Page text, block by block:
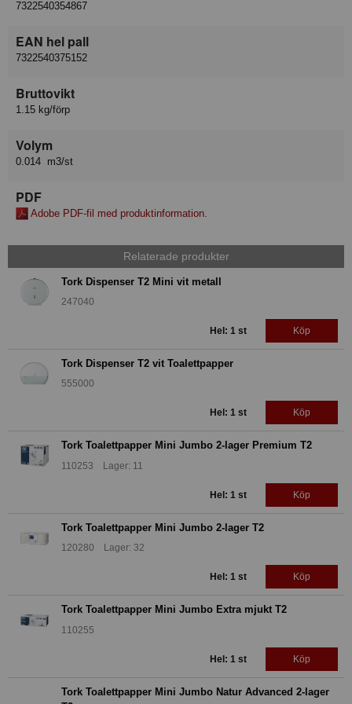
7322540354867
EAN hel pall
7322540375152
Bruttovikt
1.15 kg/förp
Volym
0.014 m3/st
PDF
Adobe PDF-fil med produktinformation.
Relaterade produkter
Tork Dispenser T2 Mini vit metall
247040
Hel: 1 st Köp
Tork Dispenser T2 vit Toalettpapper
555000
Hel: 1 st Köp
Tork Toalettpapper Mini Jumbo 2-lager Premium T2
110253 Lager: 11
Hel: 1 st Köp
Tork Toalettpapper Mini Jumbo 2-lager T2
120280 Lager: 32
Hel: 1 st Köp
Tork Toalettpapper Mini Jumbo Extra mjukt T2
110255
Hel: 1 st Köp
Tork Toalettpapper Mini Jumbo Natur Advanced 2-lager